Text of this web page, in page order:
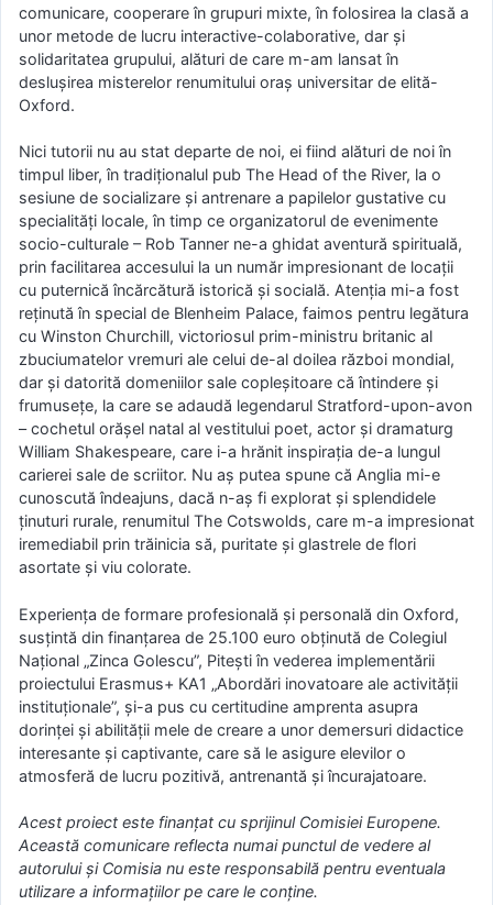
comunicare, cooperare în grupuri mixte, în folosirea la clasă a
unor metode de lucru interactive-colaborative, dar și
solidaritatea grupului, alături de care m-am lansat în
deslușirea misterelor renumitului oraș universitar de elită-
Oxford.
Nici tutorii nu au stat departe de noi, ei fiind alături de noi în
timpul liber, în tradiționalul pub The Head of the River, la o
sesiune de socializare și antrenare a papilelor gustative cu
specialități locale, în timp ce organizatorul de evenimente
socio-culturale – Rob Tanner ne-a ghidat aventură spirituală,
prin facilitarea accesului la un număr impresionant de locații
cu puternică încărcătură istorică și socială. Atenția mi-a fost
reținută în special de Blenheim Palace, faimos pentru legătura
cu Winston Churchill, victoriosul prim-ministru britanic al
zbuciumatelor vremuri ale celui de-al doilea război mondial,
dar și datorită domeniilor sale copleșitoare că întindere și
frumusețe, la care se adaudă legendarul Stratford-upon-avon
– cochetul orășel natal al vestitului poet, actor și dramaturg
William Shakespeare, care i-a hrănit inspirația de-a lungul
carierei sale de scriitor. Nu aș putea spune că Anglia mi-e
cunoscută îndeajuns, dacă n-aș fi explorat și splendidele
ținuturi rurale, renumitul The Cotswolds, care m-a impresionat
iremediabil prin trăinicia să, puritate și glastrele de flori
asortate și viu colorate.
Experiența de formare profesională și personală din Oxford,
susțintă din finanțarea de 25.100 euro obținută de Colegiul
Național „Zinca Golescu”, Pitești în vederea implementării
proiectului Erasmus+ KA1 „Abordări inovatoare ale activității
instituționale”, și-a pus cu certitudine amprenta asupra
dorinței și abilității mele de creare a unor demersuri didactice
interesante și captivante, care să le asigure elevilor o
atmosferă de lucru pozitivă, antrenantă și încurajatoare.
Acest proiect este finanţat cu sprijinul Comisiei Europene.
Această comunicare reflecta numai punctul de vedere al
autorului şi Comisia nu este responsabilă pentru eventuala
utilizare a informaţiilor pe care le conţine.